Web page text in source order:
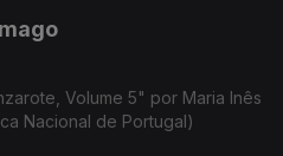
Volume 5" por Maria Inês
Nacional de Portugal)